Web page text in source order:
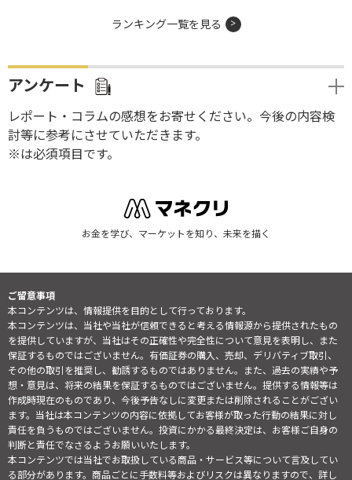
ランキング一覧を見る
アンケート
レポート・コラムの感想をお寄せください。今後の内容検
討等に参考にさせていただきます。
※は必須項目です。
お金を学び、マーケットを知り、未来を描く
ご留意事項
本コンテンツは、情報提供を目的として行っております。
本コンテンツは、当社や当社が信頼できると考える情報源から提供されたもの
を提供していますが、当社はその正確性や完全性について意見を表明し、また
保証するものではございません。有価証券の購入、売却、デリバティブ取引、
その他の取引を推奨し、勧誘するものではありません。また、過去の実績や予
想・意見は、将来の結果を保証するものではございません。提供する情報等は
作成時現在のものであり、今後予告なしに変更または削除されることがござい
ます。当社は本コンテンツの内容に依拠してお客様が取った行動の結果に対し
責任を負うものではございません。投資にかかる最終決定は、お客様ご自身の
判断と責任でなさるようお願いいたします。
本コンテンツでは当社でお取扱している商品・サービス等について言及してい
る部分があります。商品ごとに手数料等およびリスクは異なりますので、詳し